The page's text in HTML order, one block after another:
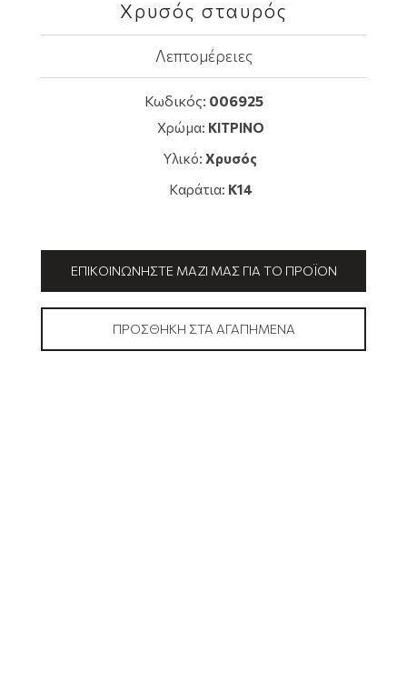
Χρυσός σταυρός
Λεπτομέρειες
Κωδικός: 006925
Χρώμα: ΚΙΤΡΙΝΟ
Υλικό: Χρυσός
Καράτια: K14
ΕΠΙΚΟΙΝΩΝΉΣΤΕ ΜΑΖΊ ΜΑΣ ΓΙΑ ΤΟ ΠΡΟΪΌΝ
ΠΡΟΣΘΉΚΗ ΣΤΑ ΑΓΑΠΗΜΈΝΑ